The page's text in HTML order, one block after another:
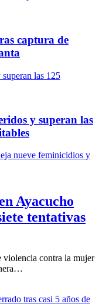
captura de
y superan las
Ayacucho
tentativas
violencia contra la mujer